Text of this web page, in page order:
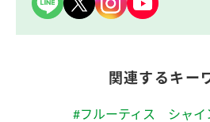
関連するキー
#フルーティス シャイ